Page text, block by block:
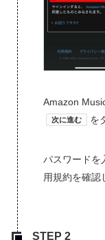
Amazon
次に進む を
パスワードを
用規約を確認